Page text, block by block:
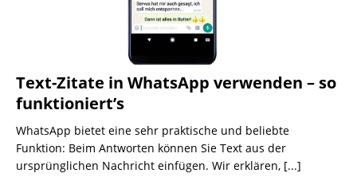
Text-Zitate in WhatsApp verwenden – so
funktioniert’s
WhatsApp bietet eine sehr praktische und beliebte
Funktion: Beim Antworten können Sie Text aus der
ursprünglichen Nachricht einfügen. Wir erklären, [...]